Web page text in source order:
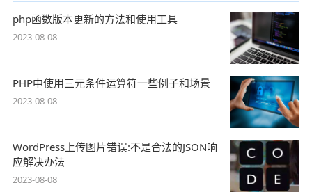
php函数版本更新的方法和使用工具
2023-08-08
PHP中使用三元条件运算符一些例子和场景
2023-08-08
WordPress上传图片错误:不是合法的JSON响
应解决办法
2023-08-08